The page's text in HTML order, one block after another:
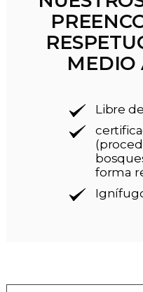
MEDIO
Libre
forma